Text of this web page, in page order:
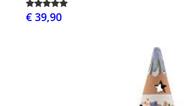
€ 39,90